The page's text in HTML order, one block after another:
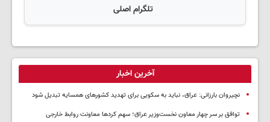
تلگرام اصلی
آخرین اخبار
نچیروان بارزانی: عراق، نباید به سکویی برای تهدید کشورهای همسایه تبدیل شود
توافق بر سر چهار معاون نخست‌وزیر عراق؛ سهم کردها معاونت روابط خارجی